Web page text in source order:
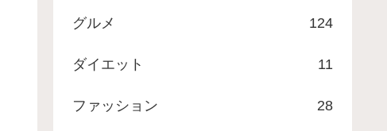
グルメ 124
ダイエット 11
ファッション 28